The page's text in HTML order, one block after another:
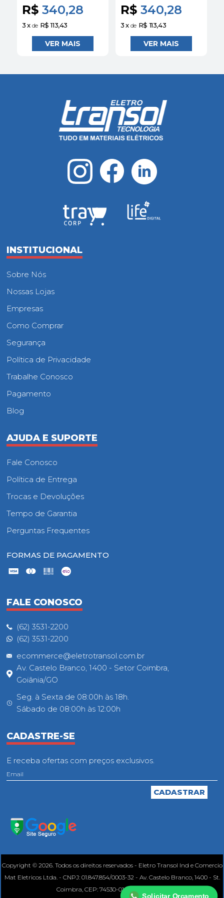
R$ 340,28
3x de R$ 113,43
R$ 340,28
3x de R$ 113,43
INSTITUCIONAL
Sobre Nós
Nossas Lojas
Empresas
Como Comprar
Segurança
Política de Privacidade
Trabalhe Conosco
Pagamento
Blog
AJUDA E SUPORTE
Fale Conosco
Política de Entrega
Trocas e Devoluções
Tempo de Garantia
Perguntas Frequentes
FORMAS DE PAGAMENTO
FALE CONOSCO
(62) 3531-2200
(62) 3531-2200
ecommerce@eletrotransol.com.br
Av. Castelo Branco, 1400 - Setor Coimbra,
Goiânia/GO
Seg. à Sexta de 08:00h às 18h.
Sábado de 08:00h às 12:00h
CADASTRE-SE
E receba ofertas com preços exclusivos.
Copyright © 2026. Todos os direitos reservados - Eletro Transol Ind e Comercio
Mat Eletricos Ltda. - CNPJ: 01.847.854/0003-32 - Av. Castelo Branco, 1400 - St.
Coimbra, CEP: 74530-010, Goiânia - GO.
Solicitar Orçamento